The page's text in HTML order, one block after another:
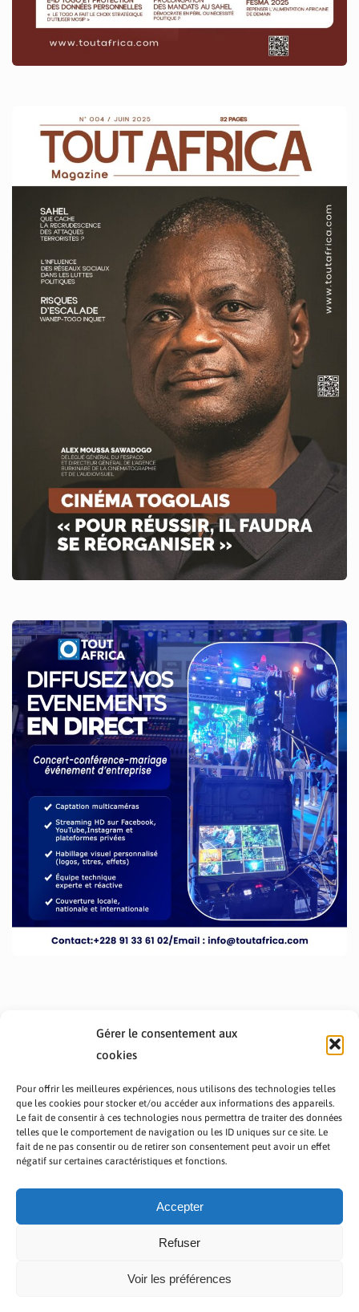
Gérer le consentement aux
cookies
Pour offrir les meilleures expériences, nous utilisons des technologies telles
que les cookies pour stocker et/ou accéder aux informations des appareils.
Le fait de consentir à ces technologies nous permettra de traiter des données
telles que le comportement de navigation ou les ID uniques sur ce site. Le
fait de ne pas consentir ou de retirer son consentement peut avoir un effet
négatif sur certaines caractéristiques et fonctions.
Accepter
Refuser
Voir les préférences
PRÉSENTATION TOUTAFRICA
A PROPOS
Copyright © 2023 TOUT AFRICA | Made by